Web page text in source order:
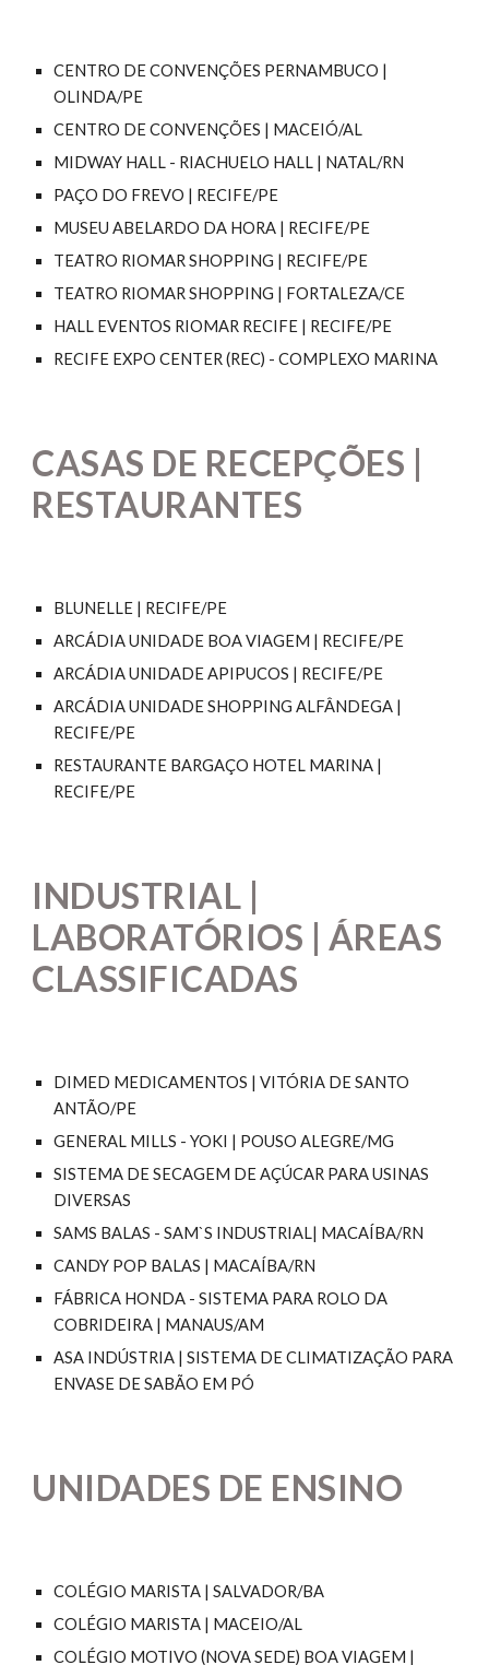
CENTRO DE CONVENÇÕES PERNAMBUCO |
OLINDA/PE
CENTRO DE CONVENÇÕES | MACEIÓ/AL
MIDWAY HALL - RIACHUELO HALL | NATAL/RN
PAÇO DO FREVO | RECIFE/PE
MUSEU ABELARDO DA HORA | RECIFE/PE
TEATRO RIOMAR SHOPPING | RECIFE/PE
TEATRO RIOMAR SHOPPING | FORTALEZA/CE
HALL EVENTOS RIOMAR RECIFE | RECIFE/PE
RECIFE EXPO CENTER (REC) - COMPLEXO MARINA
CASAS DE RECEPÇÕES |
RESTAURANTES
BLUNELLE | RECIFE/PE
ARCÁDIA UNIDADE BOA VIAGEM | RECIFE/PE
ARCÁDIA UNIDADE APIPUCOS | RECIFE/PE
ARCÁDIA UNIDADE SHOPPING ALFÂNDEGA |
RECIFE/PE
RESTAURANTE BARGAÇO HOTEL MARINA |
RECIFE/PE
INDUSTRIAL |
LABORATÓRIOS | ÁREAS
CLASSIFICADAS
DIMED MEDICAMENTOS | VITÓRIA DE SANTO
ANTÃO/PE
GENERAL MILLS - YOKI | POUSO ALEGRE/MG
SISTEMA DE SECAGEM DE AÇÚCAR PARA USINAS
DIVERSAS
SAMS BALAS - SAM`S INDUSTRIAL| MACAÍBA/RN
CANDY POP BALAS | MACAÍBA/RN
FÁBRICA HONDA - SISTEMA PARA ROLO DA
COBRIDEIRA | MANAUS/AM
ASA INDÚSTRIA | SISTEMA DE CLIMATIZAÇÃO PARA
ENVASE DE SABÃO EM PÓ
UNIDADES DE ENSINO
COLÉGIO MARISTA | SALVADOR/BA
COLÉGIO MARISTA | MACEIO/AL
COLÉGIO MOTIVO (NOVA SEDE) BOA VIAGEM |